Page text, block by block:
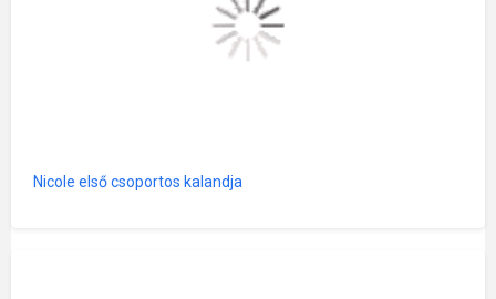
Nicole első csoportos kalandja